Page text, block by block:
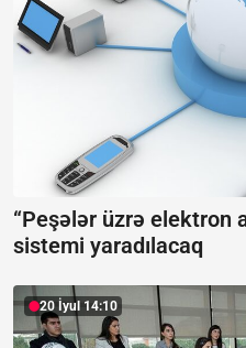
“Peşələr üzrə elektron
sistemi yaradılacaq
20 İyul 14:10